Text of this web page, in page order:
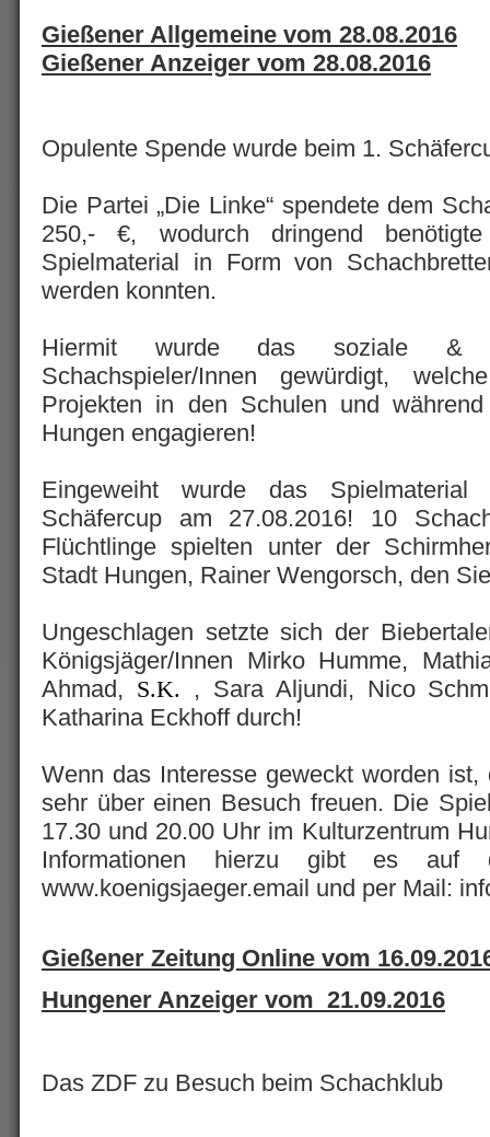
Gießener Allgemeine vom 28.08.2016
Gießener Anzeiger vom 28.08.2016
Opulente Spende wurde beim 1.
Die Partei „Die Linke“ spendete dem
250,- €, wodurch dringend
Spielmaterial in Form von
werden konnten.
Hiermit wurde das soziale &
Schachspieler/Innen gewürdigt,
Projekten in den Schulen und
Hungen engagieren!
Eingeweiht wurde das Spielmaterial
Schäfercup am 27.08.2016! 10
Flüchtlinge spielten unter der
Stadt Hungen, Rainer Wengorsch, den
Ungeschlagen setzte sich der
Königsjäger/Innen Mirko Humme,
Ahmad, S.K.
, Sara Aljundi, Nico
Katharina Eckhoff durch!
Wenn das Interesse geweckt worden
sehr über einen Besuch freuen. Die
17.30 und 20.00 Uhr im Kulturzentrum
Informationen hierzu gibt es auf
www.koenigsjaeger.email und per Mail:
Gießener Zeitung Online vom
Hungener Anzeiger vom 21.09.2016
Das ZDF zu Besuch beim Schachklub